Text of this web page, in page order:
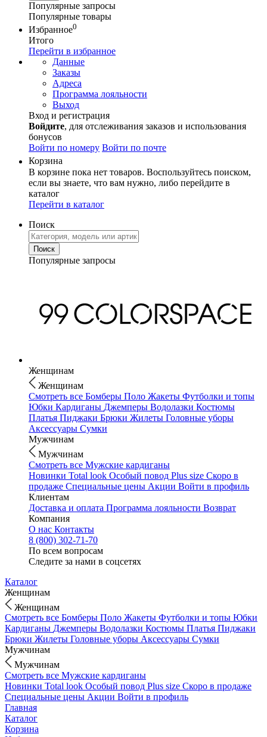
Популярные запросы
Популярные товары
Избранное0
Итого
Перейти в избранное
Данные
Заказы
Адреса
Программа лояльности
Выход
Вход и регистрация
Войдите, для отслеживания заказов и использования
бонусов
Войти по номеру Войти по почте
Корзина
В корзине пока нет товаров. Воспользуйтесь поиском,
если вы знаете, что вам нужно, либо перейдите в
каталог
Перейти в каталог
Поиск
Популярные запросы
Женщинам
Женщинам
Смотреть все Бомберы Поло Жакеты Футболки и топы
Юбки Кардиганы Джемперы Водолазки Костюмы
Платья Пиджаки Брюки Жилеты Головные уборы
Аксессуары Сумки
Мужчинам
Мужчинам
Смотреть все Мужские кардиганы
Новинки Total look Особый повод Plus size Скоро в
продаже Специальные цены Акции Войти в профиль
Клиентам
Доставка и оплата Программа лояльности Возврат
Компания
О нас Контакты
8 (800) 302-71-70
По всем вопросам
Следите за нами в соцсетях
Каталог
Женщинам
Женщинам
Смотреть все Бомберы Поло Жакеты Футболки и топы Юбки
Кардиганы Джемперы Водолазки Костюмы Платья Пиджаки
Брюки Жилеты Головные уборы Аксессуары Сумки
Мужчинам
Мужчинам
Смотреть все Мужские кардиганы
Новинки Total look Особый повод Plus size Скоро в продаже
Специальные цены Акции Войти в профиль
Главная
Каталог
Корзина